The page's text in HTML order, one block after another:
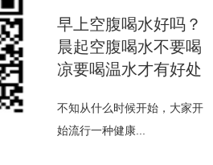
早上空腹喝水好吗？
晨起空腹喝水不要喝
凉要喝温水才有好处
不知从什么时候开始，大家开
始流行一种健康...